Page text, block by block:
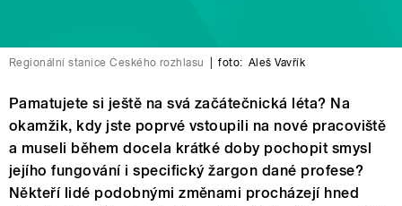
Regionální stanice Českého rozhlasu foto: Aleš Vavřík
Pamatujete si ještě na svá začátečnická léta? Na
okamžik, kdy jste poprvé vstoupili na nové pracoviště
a museli během docela krátké doby pochopit smysl
jejího fungování i specifický žargon dané profese?
Někteří lidé podobnými změnami procházejí hned